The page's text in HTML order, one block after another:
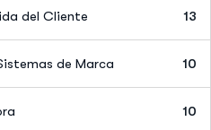
del Cliente 13
de Marca 10
10